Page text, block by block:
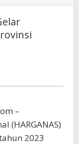
–
(HARGANAS)
2023